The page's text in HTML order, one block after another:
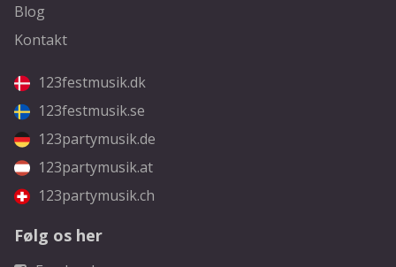
Blog
Kontakt
123festmusik.dk
123festmusik.se
123partymusik.de
123partymusik.at
123partymusik.ch
Følg os her